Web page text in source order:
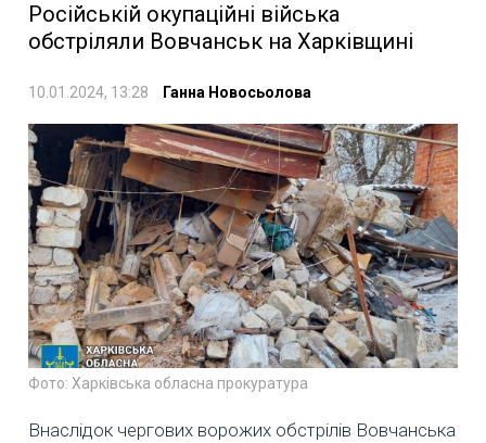
Російській окупаційні війська
обстріляли Вовчанськ на Харківщині
10.01.2024, 13:28 Ганна Новосьолова
Фото: Харківська обласна прокуратура
Внаслідок чергових ворожих обстрілів Вовчанська